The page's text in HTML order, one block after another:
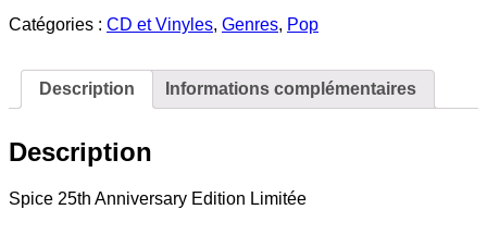
25th
inclus
cartes
-
Tirage
Catégories : CD et Vinyles, Genres, Pop
Description Informations complémentaires
Description
Spice 25th Anniversary Edition Limitée